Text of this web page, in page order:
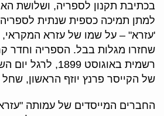
בכתיבת תקנון לספריה, ושלושת
למתן תמיכה כספית שנתית
'עזרא" – על שמו של עזרא המקראי,
שחזרו מגלות בבל. הספריה וחדר
של הקייסר פרנץ יוזף הראשון,
החברים המייסדים של עמותה